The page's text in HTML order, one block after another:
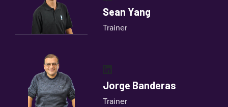
Sean Yang
Trainer
Jorge Banderas
Trainer